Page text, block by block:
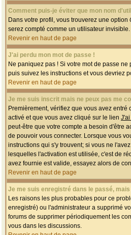
Comment puis-je éviter que mon nom
Dans votre profil, vous trouverez une option
serez compté comme un utilisateur invisible.
Revenir en haut de page
J'ai perdu mon mot de passe !
Ne paniquez pas ! Si votre mot de passe
puis suivez les instructions et vous devriez
Revenir en haut de page
Je me suis inscrit mais ne peux pas me
Premièrement, vérifiez que vous avez
activé et que vous avez cliqué sur le lien
peut-être que votre compte a besoin d'être
de pouvoir vous connecter. Lorsque vous
instructions qui s'y trouvent; si vous ne
lesquelles l'activation est utilisée, c'est de
avez fournie est valide, essayez alors de
Revenir en haut de page
Je me suis enregistré dans le passé,
Les raisons les plus probables pour ce
enregistré) ou l'administrateur a supprimé
forums de supprimer périodiquement les
vous dans les discussions.